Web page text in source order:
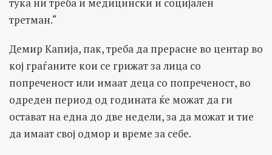
третман.“
Демир Капија, пак, треба да прерасне во центар во
кој граѓаните кои се грижат за лица со
попреченост или имаат деца со попреченост, во
одреден период од годината ќе можат да ги
остават на една до две недели, за да можат и тие
да имаат свој одмор и време за себе.